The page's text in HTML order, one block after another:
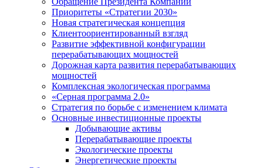
Приоритеты «Стратегии 2030»
Новая стратегическая концепция
Клиентоориентированный взгляд
Развитие эффективной конфигурации
перерабатывающих мощностей
Дорожная карта развития перерабатывающих
мощностей
Комплексная экологическая программа
«Серная программа 2.0»
Стратегия по борьбе с изменением климата
Основные инвестиционные проекты
Добывающие активы
Перерабатывающие проекты
Экологические проекты
Энергетические проекты